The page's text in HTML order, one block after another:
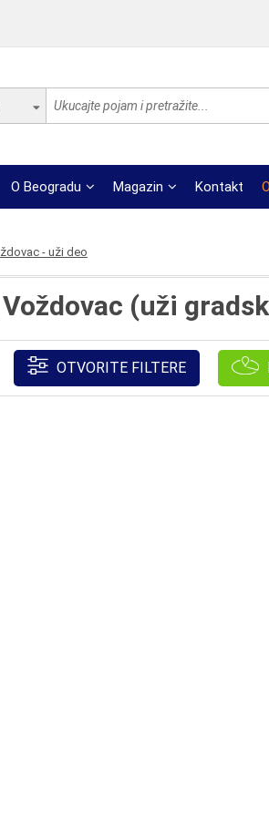
O Beogradu Magazin Kontakt
- uži deo
(uži
OTVORITE FILTERE